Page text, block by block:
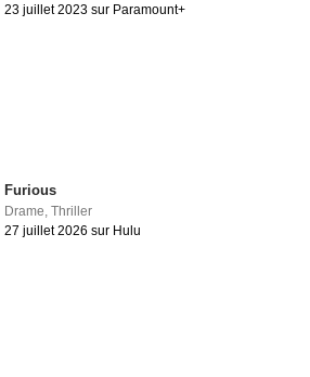
23 juillet 2023 sur Paramount+
Furious
Drame ,Thriller
27 juillet 2026 sur Hulu